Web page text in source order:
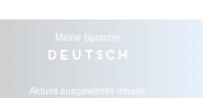
Meine Sprache
Deutsch
Aktuell ausgewählte Inhalte